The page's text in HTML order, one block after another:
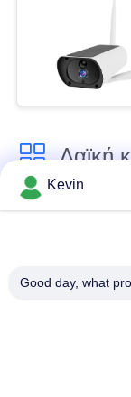
Λαϊκή
Φορεμένες
4G φορεμένη
Kevin
Good day, what